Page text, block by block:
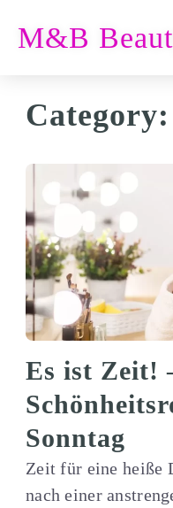
M&B
Category:
Es ist Zeit!
Sonntag
Zeit für eine heiße
nach einer